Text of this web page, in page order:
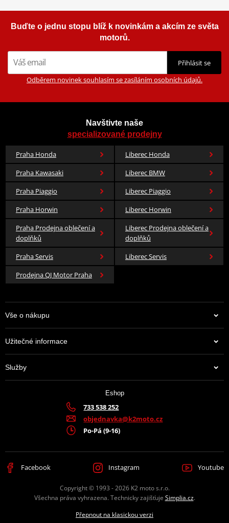
Buďte o jednu stopu blíž k novinkám a akcím ze světa
motorů.
Přihlásit se
Odběrem novinek souhlasím se zasíláním osobních údajů.
Navštivte naše
specializované prodejny
Praha Honda
Liberec Honda
Praha Kawasaki
Liberec BMW
Praha Piaggio
Liberec Piaggio
Praha Horwin
Liberec Horwin
Praha Prodejna oblečení a
doplňků
Liberec Prodejna oblečení a
doplňků
Praha Servis
Liberec Servis
Prodejna QJ Motor Praha
Vše o nákupu
Užitečné informace
Služby
Eshop
733 538 252
objednavka@k2moto.cz
Po-Pá (9-16)
Facebook Instagram Youtube
Copyright © 1993 - 2026 K2 moto s.r.o.
Všechna práva vyhrazena. Technicky zajišťuje Simplia.cz.
Přepnout na klasickou verzi